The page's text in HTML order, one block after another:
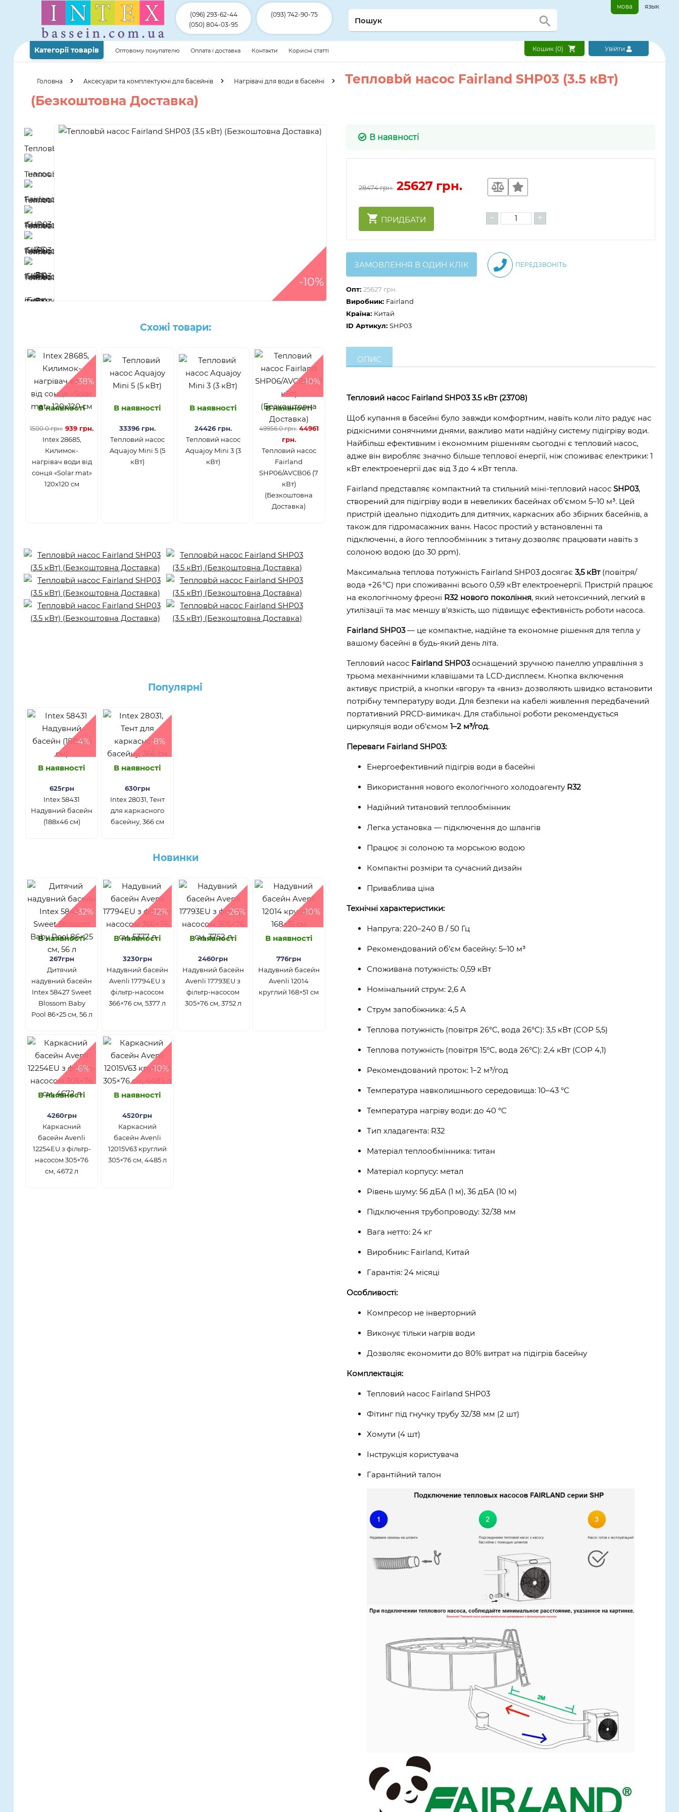
(096) 293-62-44
(050) 804-03-95
(093) 742-90-75
мова язык
Категорії товарів Оптовому покупателю Оплата і доставка Контакти Корисні статті Кошик (0) Увійти
Головна Аксесуари та комплектуючі для басейнів Нагрівачі для води в басейні
Тепловbй насос Fairland SHP03 (3.5 кВт)
(Безкоштовна Доставка)
-10%
Схожі товари:
-38%
В наявності
1500.0 грн. 939 грн.
Intex 28685,
Килимок-
нагрівач води від
сонця «Solar mat»
120х120 см
В наявності
33396 грн.
Тепловий насос
Aquajoy Mini 5 (5
кВт)
В наявності
24426 грн.
Тепловий насос
Aquajoy Mini 3 (3
кВт)
-10%
В наявності
49956.0 грн. 44961
грн.
Тепловий насос
Fairland
SHP06/AVCB06 (7
кВт)
(Безкоштовна
Доставка)
Популярнi
-4%
В наявності
625грн
Intex 58431
Надувний басейн
(188х46 см)
-8%
В наявності
630грн
Intex 28031, Тент
для каркасного
басейну, 366 см
Новинки
-32%
В наявності
267грн
Дитячий
надувний басейн
Intex 58427 Sweet
Blossom Baby
Pool 86×25 см, 56 л
-12%
В наявності
3230грн
Надувний басейн
Avenli 17794EU з
фільтр-насосом
366×76 см, 5377 л
-26%
В наявності
2460грн
Надувний басейн
Avenli 17793EU з
фільтр-насосом
305×76 см, 3752 л
-10%
В наявності
776грн
Надувний басейн
Avenli 12014
круглий 168×51 см
-6%
В наявності
4260грн
Каркасний
басейн Avenli
12254EU з фільтр-
насосом 305×76
см, 4672 л
-10%
В наявності
4520грн
Каркасний
басейн Avenli
12015V63 круглий
305×76 см, 4485 л
В наявності
28474 грн. 25627 грн.
ПРИДБАТИ - +
ЗАМОВЛЕННЯ В ОДИН КЛІК ПЕРЕДЗВОНІТЬ
Опт: 25627 грн.
Виробник: Fairland
Країна: Китай
ID Артикул: SHP03
ОПИС
Тепловий насос Fairland SHP03 3.5 кВт (23708)
Щоб купання в басейні було завжди комфортним, навіть коли літо радує нас
рідкісними сонячними днями, важливо мати надійну систему підігріву води.
Найбільш ефективним і економним рішенням сьогодні є тепловий насос,
адже він виробляє значно більше теплової енергії, ніж споживає електрики: 1
кВт електроенергії дає від 3 до 4 кВт тепла.
Fairland представляє компактний та стильний міні-тепловий насос SHP03,
створений для підігріву води в невеликих басейнах об’ємом 5–10 м³. Цей
пристрій ідеально підходить для дитячих, каркасних або збірних басейнів, а
також для гідромасажних ванн. Насос простий у встановленні та
підключенні, а його теплообмінник з титану дозволяє працювати навіть з
солоною водою (до 30 ppm).
Максимальна теплова потужність Fairland SHP03 досягає 3,5 кВт(повітря/
вода +26 °C) при споживанні всього 0,59 кВт електроенергії. Пристрій працює
на екологічному фреоні R32 нового покоління, який нетоксичний, легкий в
утилізації та має меншу в'язкість, що підвищує ефективність роботи насоса.
Fairland SHP03— це компактне, надійне та економне рішення для тепла у
вашому басейні в будь-який день літа.
Тепловий насос Fairland SHP03оснащений зручною панеллю управління з
трьома механічними клавішами та LCD-дисплеєм. Кнопка включення
активує пристрій, а кнопки «вгору» та «вниз» дозволяють швидко встановити
потрібну температуру води. Для безпеки на кабелі живлення передбачений
портативний PRCD-вимикач. Для стабільної роботи рекомендується
циркуляція води об’ємом 1–2 м³/год.
Переваги Fairland SHP03:
Енергоефективний підігрів води в басейні
Використання нового екологічного холодоагенту R32
Надійний титановий теплообмінник
Легка установка — підключення до шлангів
Працює зі солоною та морською водою
Компактні розміри та сучасний дизайн
Приваблива ціна
Технічні характеристики:
Напруга: 220–240 В / 50 Гц
Рекомендований об’єм басейну: 5–10 м³
Споживана потужність: 0,59 кВт
Номінальний струм: 2,6 А
Струм запобіжника: 4,5 А
Теплова потужність (повітря 26°C, вода 26°C): 3,5 кВт (COP 5,5)
Теплова потужність (повітря 15°C, вода 26°C): 2,4 кВт (COP 4,1)
Рекомендований проток: 1–2 м³/год
Температура навколишнього середовища: 10–43 °C
Температура нагріву води: до 40 °C
Тип хладагента: R32
Матеріал теплообмінника: титан
Матеріал корпусу: метал
Рівень шуму: 56 дБА (1 м), 36 дБА (10 м)
Підключення трубопроводу: 32/38 мм
Вага нетто: 24 кг
Виробник: Fairland, Китай
Гарантія: 24 місяці
Особливості:
Компресор не інверторний
Виконує тільки нагрів води
Дозволяє економити до 80% витрат на підігрів басейну
Комплектація:
Тепловий насос Fairland SHP03
Фітинг під гнучку трубу 32/38 мм (2 шт)
Хомути (4 шт)
Інструкція користувача
Гарантійний талон